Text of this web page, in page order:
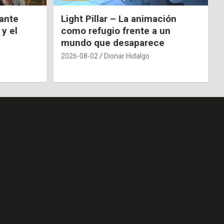
el
Light Pillar – La animación
como refugio frente a un
mundo que desaparece
2026-08-02 Dionar Hidalgo